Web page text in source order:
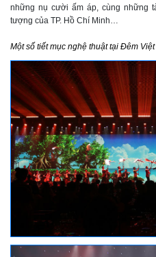
những nụ cười ấm áp, cùng những
tượng của TP. Hồ Chí Minh…
Một số tiết mục nghệ thuật tại Đêm